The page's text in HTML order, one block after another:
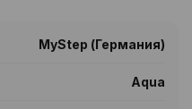
MyStep (Германия)
Aqua